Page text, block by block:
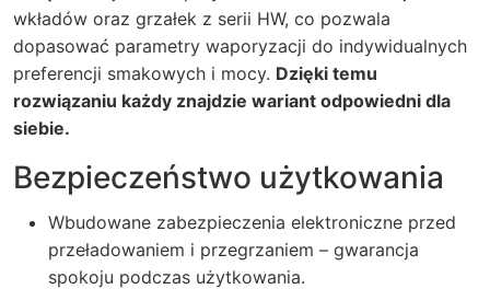
wkładów oraz grzałek z serii HW, co pozwala
dopasować parametry waporyzacji do indywidualnych
preferencji smakowych i mocy. Dzięki temu
rozwiązaniu każdy znajdzie wariant odpowiedni dla
siebie.
Bezpieczeństwo użytkowania
Wbudowane zabezpieczenia elektroniczne przed
przeładowaniem i przegrzaniem – gwarancja
spokoju podczas użytkowania.